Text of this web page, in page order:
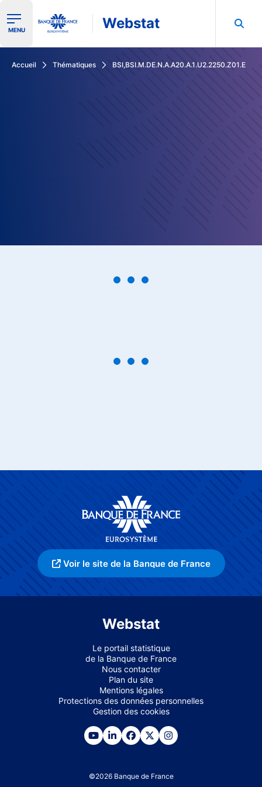
Ouvrir le menu de navigation
MENU Webstat
Accueil Thématiques BSI,BSI.M.DE.N.A.A20.A.1.U2.2250.Z01.E
Voir le site de la Banque de France
Webstat
Le portail statistique
de la Banque de France
Nous contacter
Plan du site
Mentions légales
Protections des données personnelles
Gestion des cookies
©2026 Banque de France